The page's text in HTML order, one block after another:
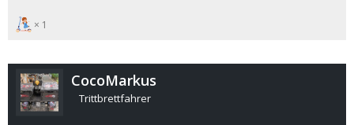
1
CocoMarkus
Trittbrettfahrer